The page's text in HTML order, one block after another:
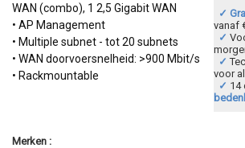
WAN (combo), 1 2,5 Gigabit WAN
• AP Management
• Multiple subnet - tot 20 subnets
• WAN doorvoersnelheid: >900 Mbit/s
• Rackmountable
✓
vanaf
✓
✓
voor
✓ 14
Merken :